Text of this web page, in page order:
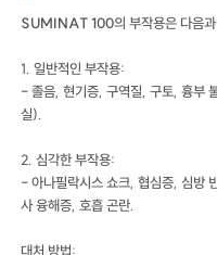
SUMINAT 100의 부작용은 다음
1. 일반적인 부작용:
- 졸음, 현기증, 구역질, 구토, 흉부
실).
2. 심각한 부작용:
- 아나필락시스 쇼크, 협심증, 심방
사 융해증, 호흡 곤란.
대처 방법: